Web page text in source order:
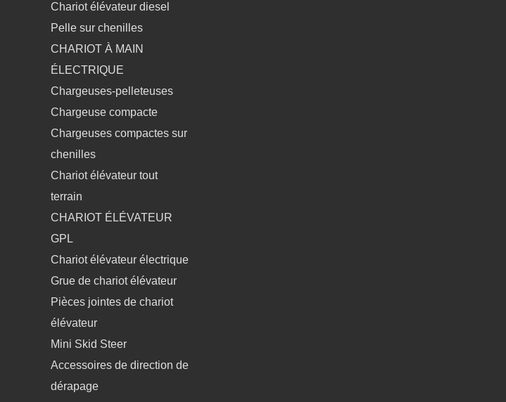
Chariot élévateur diesel
Pelle sur chenilles
CHARIOT À MAIN
ÉLECTRIQUE
Chargeuses-pelleteuses
Chargeuse compacte
Chargeuses compactes sur
chenilles
Chariot élévateur tout
terrain
CHARIOT ÉLÉVATEUR
GPL
Chariot élévateur électrique
Grue de chariot élévateur
Pièces jointes de chariot
élévateur
Mini Skid Steer
Accessoires de direction de
dérapage